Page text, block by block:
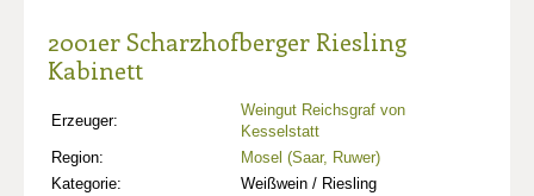
2001er Scharzhofberger Riesling
Kabinett
Erzeuger:
Weingut Reichsgraf von
Kesselstatt
Region:
Mosel (Saar, Ruwer)
Kategorie:
Weißwein / Riesling